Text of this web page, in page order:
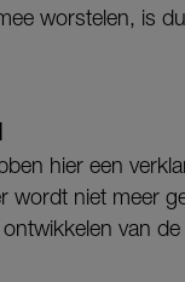
worstelen, is
hier een
wordt niet meer
van